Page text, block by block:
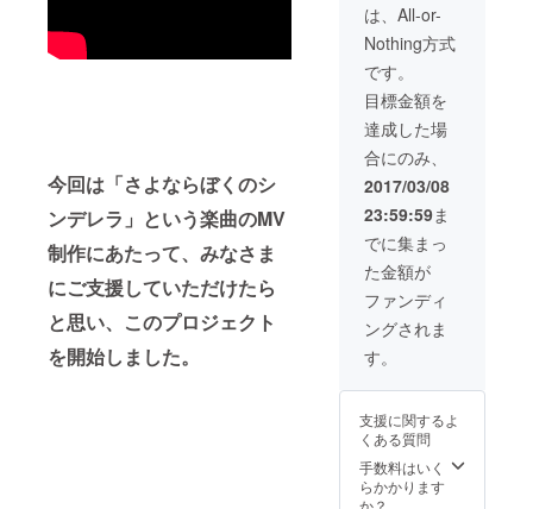
今回は「さよならぼくのシ
ンデレラ」という楽曲のMV
制作にあたって、みなさま
にご支援していただけたら
と思い、このプロジェクト
を開始しました。
は、All-or-
Nothing方式
です。
目標金額を
達成した場
合にのみ、
2017/03/08
23:59:59ま
でに集まっ
た金額が
ファンディ
ングされま
す。
支援に関するよ
くある質問
手数料はいく
らかかります
か？